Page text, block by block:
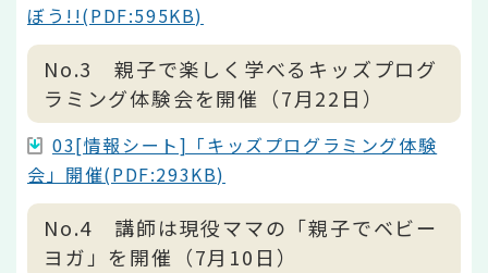
ぼう!!(PDF:595KB)
No.3 親子で楽しく学べるキッズプログ
ラミング体験会を開催（7月22日）
03[情報シート]「キッズプログラミング体験
会」開催(PDF:293KB)
No.4 講師は現役ママの「親子でベビー
ヨガ」を開催（7月10日）